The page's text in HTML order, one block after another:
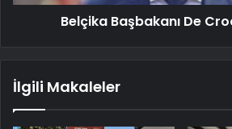
Belçika Başbakanı De
İlgili Makaleler